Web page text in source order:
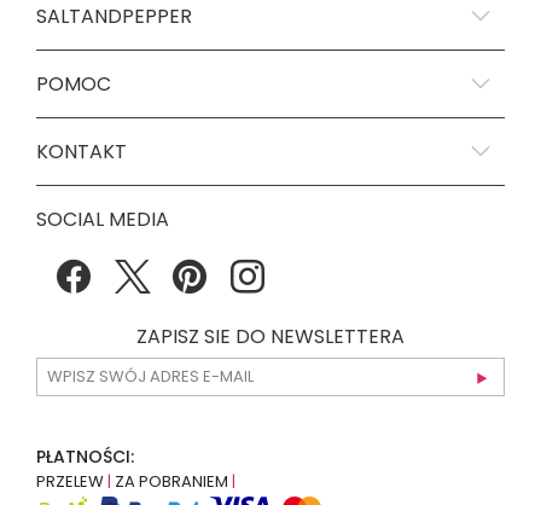
SALTANDPEPPER
POMOC
KONTAKT
SOCIAL MEDIA
ZAPISZ SIE DO NEWSLETTERA
PŁATNOŚCI:
PRZELEW| ZA POBRANIEM |